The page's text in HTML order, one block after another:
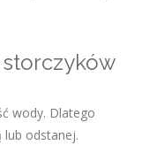
wody. Dlatego
odstanej.